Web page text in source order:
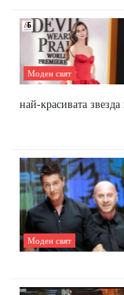
Моден свят
най-красивата звезда
Моден свят